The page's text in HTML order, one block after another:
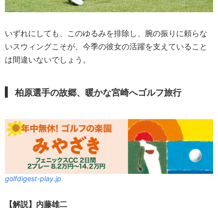
いずれにしても、このゆるみを排除し、腕の振りに頼らな
いスウィングこそが、今季の彼女の活躍を支えていること
は間違いないでしょう。
柏原選手の故郷、暖かな宮崎へゴルフ旅行
golfdigest-play.jp
【解説】内藤雄二